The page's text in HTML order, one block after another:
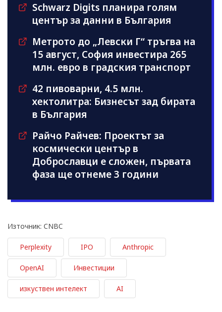
Schwarz Digits планира голям
център за данни в България
Метрото до „Левски Г“ тръгва на
15 август, София инвестира 265
млн. евро в градския транспорт
42 пивоварни, 4.5 млн.
хектолитра: Бизнесът зад бирата
в България
Райчо Райчев: Проектът за
космически център в
Доброславци е сложен, първата
фаза ще отнеме 3 години
Източник: CNBC
Perplexity IPO Anthropic
OpenAI Инвестиции
изкуствен интелект AI